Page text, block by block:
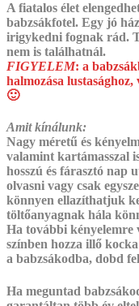
A fiatalos élet
babzsákfotel. Egy jó
irigykedni fognak rád.
nem is találhatnál.
FIGYELEM: a
halmozása lustasághoz,
🙂
Amit kínálunk:
Nagy méretű és
valamint kartámasszal
hosszú és fárasztó nap
olvasni vagy csak
könnyen ellazíthatjuk
töltőanyagnak hála
Ha további kényelemre
színben hozza illő
a babzsákodba, dobd
Ha meguntad